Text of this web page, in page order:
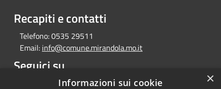
Recapiti e contatti
Telefono:0535 29511
Email: info@comune.mirandola.mo.it
Seguici su
FacebookYoutubeInstagramTelegram ×
Informazioni sui cookie